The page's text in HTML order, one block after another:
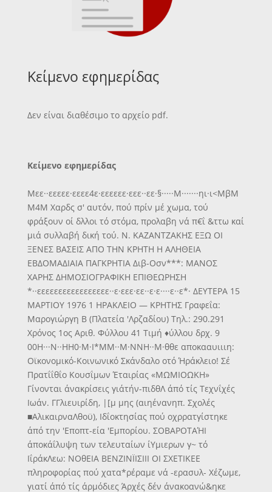
Κείμενο εφημερίδας
Δεν είναι διαθέσιμο το αρχείο pdf.
Κείμενο εφημερίδας
Μεε··εεεεε·εεεε4ε·εεεεεε·εεε··εε·§·····Μ·······ηι·ι<ΜβΜ
Μ4Μ Χαρδς σ' αυτόν, πού πρίν μέ χωμα, τού
φράξουν οί δλλοι τό στόμα, προλαβη νά π€ΐ &ττω καί
μιά συλλαβή δική τού. Ν. ΚΑΖΑΝΤΖΑΚΗΣ ΕΞΩ ΟΙ
ΞΕΝΕΣ ΒΑΣΕΙΣ ΑΠΟ ΤΗΝ ΚΡΗΤΗ Η ΑΛΗΘΕΙΑ
ΕΒΔΟΜΑΔΙΑΙΑ ΠΑΓΚΡΗΤΙΑ Διβ-Οσν***: ΜΑΝΟΣ
ΧΑΡΗΣ ΔΗΜΟΣΙΟΓΡΑΦΙΚΗ ΕΠΙΘΕΩΡΗΣΗ
*··εεεεεεεεεεεεεεεεε··ε·εεε·εε··ε·ε····ε··ε*· ΔΕΥΤΕΡΑ 15
ΜΑΡΤΙΟΥ 1976 1 ΗΡΑΚΛΕΙΟ — ΚΡΗΤΗΣ Γραφεΐα:
Μαρογιώργη Β (Πλατεία 'Λρζαδίου) Τηλ.: 290.291
Χρόνος 1ος Αριθ. Φύλλου 41 Τιμή ♦ύλλου δρχ. 9
00Η···Ν··ΗΗ0·Μ·Ι*ΜΜ··Μ·ΝΝΗ··Μ·θθε αποκααυιιιη:
Οϊκονομικό-Κοινωνικό Σκάνδαλο οτό Ήράκλειο! Σέ
Πρατΐΐθΐο Κουσΐμων Έταιρίας «ΜΩΜΙΟΩΚΗ»
Γίνονται άνακρίσεις γιάτήν-πιδθΛ άπό τίς Τεχνΐχές
Ιωάν. ΓΓλιευιρίδη, |[μ μης (αιηένανηπ. Σχολές
■ΑλικαιρναΛθοϋ), Ιδΐοκτησίας πού οχρρατγίστηκε
άπό την 'Εποπτ-εία 'Εμπορίου. ΣΟΒΑΡΟΤΑΉΙ
άποκάΐλυψη των τελευταίων ίΥμιερων γ~ τό
ΙΐράκΛεω: ΝΟθΕΙΑ ΒΕΝΖΙΝΪΙΣΙΙΙ ΟΙ ΣΧΕΤΙΚΕΕ
πληροφορίας πού χατα*ρέραμε νά -ερασυλ- Χέζωμε,
γιατί άπό τίς άρμόδιες Άρχές δέν άνακοανώ&ηκε